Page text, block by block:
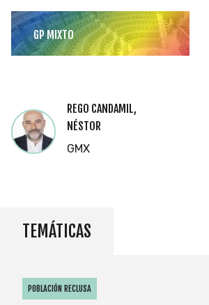
GP MIXTO
REGO CANDAMIL,
NÉSTOR
GMX
TEMÁTICAS
POBLACIÓN RECLUSA